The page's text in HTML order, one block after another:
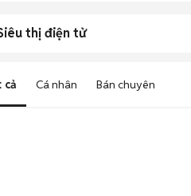
thị điện tử
cả Cá nhân Bán chuyên